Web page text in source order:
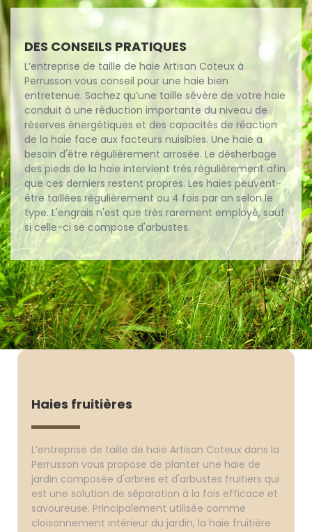
DES CONSEILS PRATIQUES
L’entreprise de taille de haie Artisan Coteux à
Perrusson vous conseil pour une haie bien
entretenue. Sachez qu’une taille sévère de votre haie
conduit à une réduction importante du niveau de
réserves énergétiques et des capacités de réaction
de la haie face aux facteurs nuisibles. Une haie a
besoin d'être régulièrement arrosée. Le désherbage
des pieds de la haie intervient très régulièrement afin
que ces derniers restent propres. Les haies peuvent-
être taillées régulièrement ou 4 fois par an selon le
type. L'engrais n'est que très rarement employé, sauf
si celle-ci se compose d'arbustes.
Haies fruitières
L’entreprise de taille de haie Artisan Coteux dans la
Perrusson vous propose de planter une haie de
jardin composée d'arbres et d'arbustes fruitiers qui
est une solution de séparation à la fois efficace et
savoureuse. Principalement utilisée comme
cloisonnement intérieur du jardin, la haie fruitière